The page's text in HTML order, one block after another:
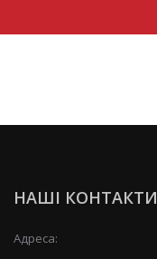
НАШІ КОНТАКТИ
Адреса: